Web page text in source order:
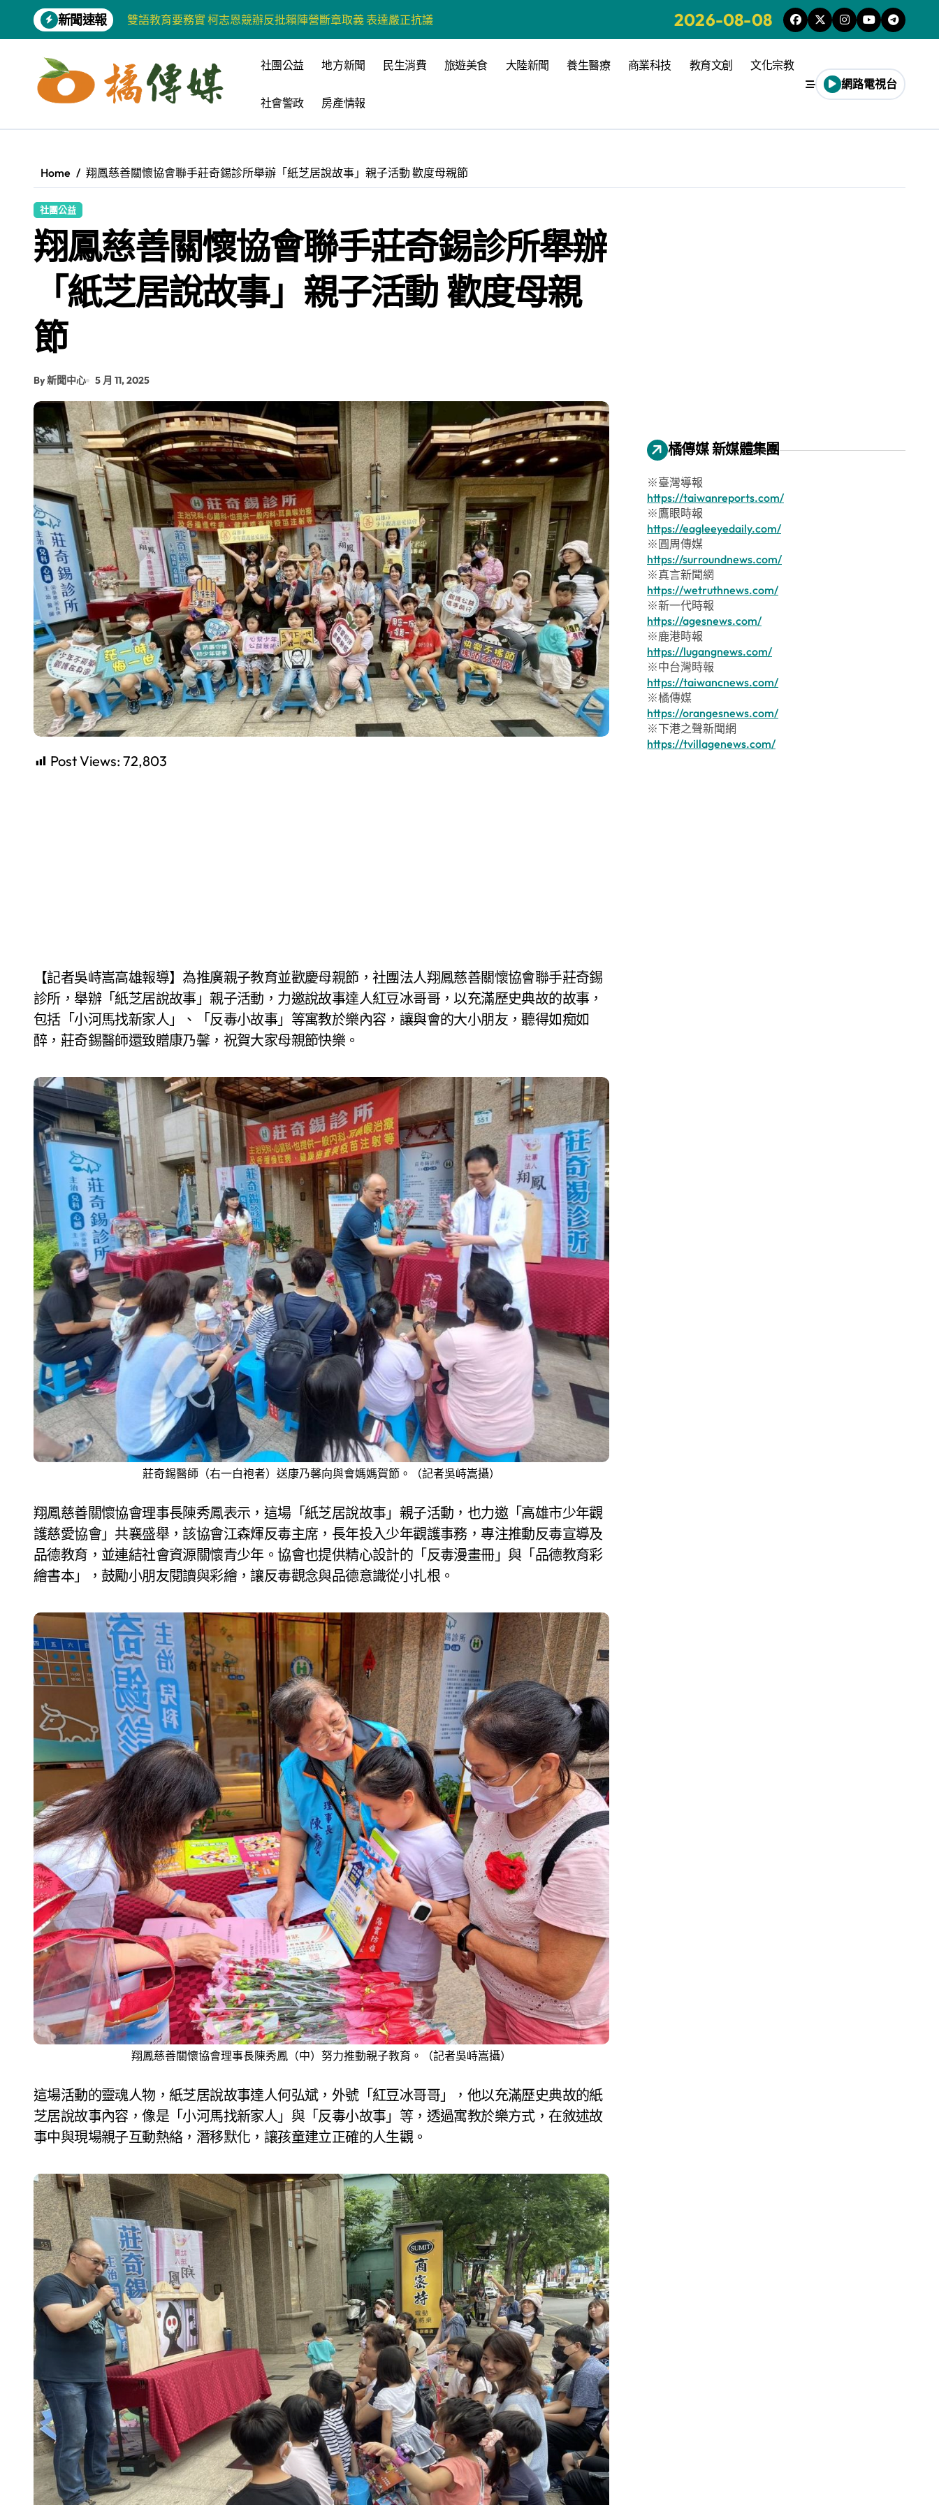
content
新聞速報
增殖放流超65萬尾魚苗 兩岸學生共營環保生態環境
柯志恩競選網站正式上線 打造數位選戰新平台 公開五大亮點
兩岸青年齊聚福州共話農文旅融合發展
爭取原住民選票 柯志恩提原民5大政策 打造城鄉共好高雄
高科大機電系與日本愛媛大學跨校合作 並感謝世豐螺絲捐助獎學金
《讀者》8月號新聞焦點 【錦瑟】
【第十四屆海峽青年薈】青春交流聚同心 攜手融合共奮進
2026-08-08
社團公益 地方新聞 民生消費 旅遊美食 大陸新聞 養生醫療 商業科技 教育文創 文化宗教
社會警政 房產情報
網路電視台
Home 翔鳳慈善關懷協會聯手莊奇錫診所舉辦「紙芝居說故事」親子活動 歡度母親節
社團公益
翔鳳慈善關懷協會聯手莊奇錫診所舉辦
「紙芝居說故事」親子活動 歡度母親
節
By 新聞中心 5 月 11, 2025
Post Views: 72,803
【記者吳峙嵩高雄報導】為推廣親子教育並歡慶母親節，社團法人翔鳳慈善關懷協會聯手莊奇錫
診所，舉辦「紙芝居說故事」親子活動，力邀說故事達人紅豆冰哥哥，以充滿歷史典故的故事，
包括「小河馬找新家人」、「反毒小故事」等寓教於樂內容，讓與會的大小朋友，聽得如痴如
醉，莊奇錫醫師還致贈康乃馨，祝賀大家母親節快樂。
莊奇錫醫師（右一白袍者）送康乃馨向與會媽媽賀節。（記者吳峙嵩攝）
翔鳳慈善關懷協會理事長陳秀鳳表示，這場「紙芝居說故事」親子活動，也力邀「高雄市少年觀
護慈愛協會」共襄盛舉，該協會江森煇反毒主席，長年投入少年觀護事務，專注推動反毒宣導及
品德教育，並連結社會資源關懷青少年。協會也提供精心設計的「反毒漫畫冊」與「品德教育彩
繪書本」，鼓勵小朋友閱讀與彩繪，讓反毒觀念與品德意識從小扎根。
翔鳳慈善關懷協會理事長陳秀鳳（中）努力推動親子教育。（記者吳峙嵩攝）
這場活動的靈魂人物，紙芝居說故事達人何弘斌，外號「紅豆冰哥哥」，他以充滿歷史典故的紙
芝居說故事內容，像是「小河馬找新家人」與「反毒小故事」等，透過寓教於樂方式，在敘述故
事中與現場親子互動熱絡，潛移默化，讓孩童建立正確的人生觀。
橘傳媒 新媒體集團
※臺灣導報
https://taiwanreports.com/
※鷹眼時報
https://eagleeyedaily.com/
※圓周傳媒
https://surroundnews.com/
※真言新聞網
https://wetruthnews.com/
※新一代時報
https://agesnews.com/
※鹿港時報
https://lugangnews.com/
※中台灣時報
https://taiwancnews.com/
※橘傳媒
https://orangesnews.com/
※下港之聲新聞網
https://tvillagenews.com/